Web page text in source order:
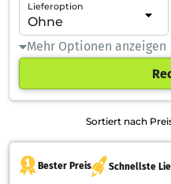
Lieferoption
Mehr Optionen anzeigen
Sortiert nach
Bester Preis Schnellste